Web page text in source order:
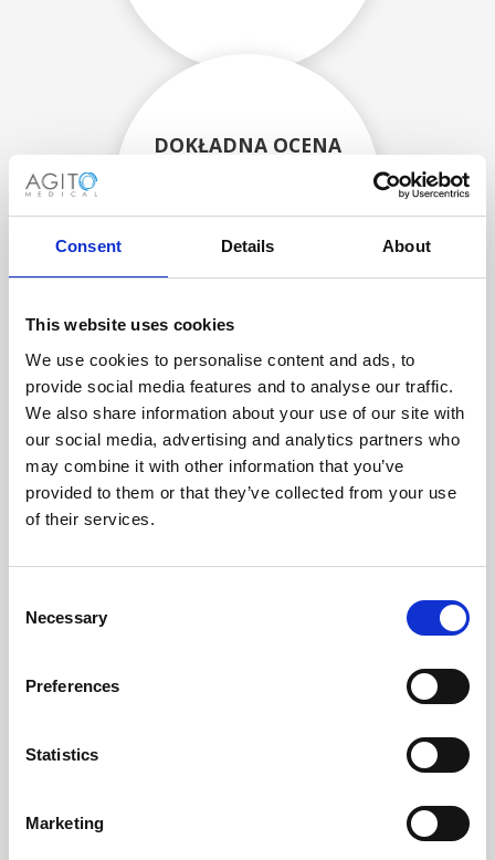
Consent Details About
This website uses cookies
We use cookies to personalise content and ads, to
provide social media features and to analyse our traffic.
We also share information about your use of our site with
our social media, advertising and analytics partners who
may combine it with other information that you’ve
provided to them or that they’ve collected from your use
of their services.
Selection
Necessary
Preferences
Statistics
Marketing
DOKŁADNA OCENA
ODZYSKIWANIE
Z OSTROŻNOŚCIĄ
Użyteczne części są
skrupulatnie odzyskiwane w
bezpiecznym środowisku ESD,
zapewniając brak uszkodzeń
ani zanieczyszczeń.